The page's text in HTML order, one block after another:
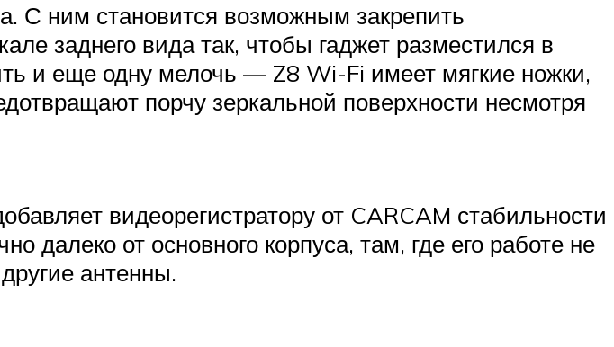
С ним становится возможным закрепить
заднего вида так, чтобы гаджет разместился в
и еще одну мелочь — Z8 Wi-Fi имеет мягкие ножки,
порчу зеркальной поверхности несмотря
видеорегистратору от CARCAM стабильности
далеко от основного корпуса, там, где его работе не
антенны.